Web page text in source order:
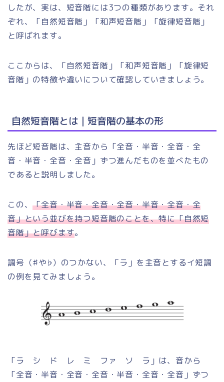
したが、実は、短音階には3つの種類があります。それ
ぞれ、「自然短音階」「和声短音階」「旋律短音階」
と呼ばれます。
ここからは、「自然短音階」「和声短音階」「旋律短
音階」の特徴や違いについて確認していきましょう。
自然短音階とは｜短音階の基本の形
先ほど短音階は、主音から「全音・半音・全音・全
音・半音・全音・全音」ずつ進んだものを並べたもの
であると説明しました。
この、「全音・半音・全音・全音・半音・全音・全
音」という並びを持つ短音階のことを、特に「自然短
音階」と呼びます。
調号（♯や♭）のつかない、「ラ」を主音とするイ短調
の例を見てみましょう。
「ラ シ ド レ ミ ファ ソ ラ」は、音から
「全音・半音・全音・全音・半音・全音・全音」ずつ